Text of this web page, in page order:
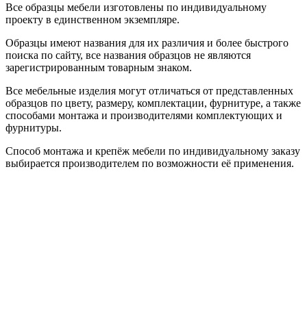
Все образцы мебели изготовлены по индивидуальному
проекту в единственном экземпляре.
Образцы имеют названия для их различия и более быстрого
поиска по сайту, все названия образцов не являются
зарегистрированным товарным знаком.
Все мебельные изделия могут отличаться от представленных
образцов по цвету, размеру, комплектации, фурнитуре, а также
способами монтажа и производителями комплектующих и
фурнитуры.
Способ монтажа и крепёж мебели по индивидуальному заказу
выбирается производителем по возможности её применения.